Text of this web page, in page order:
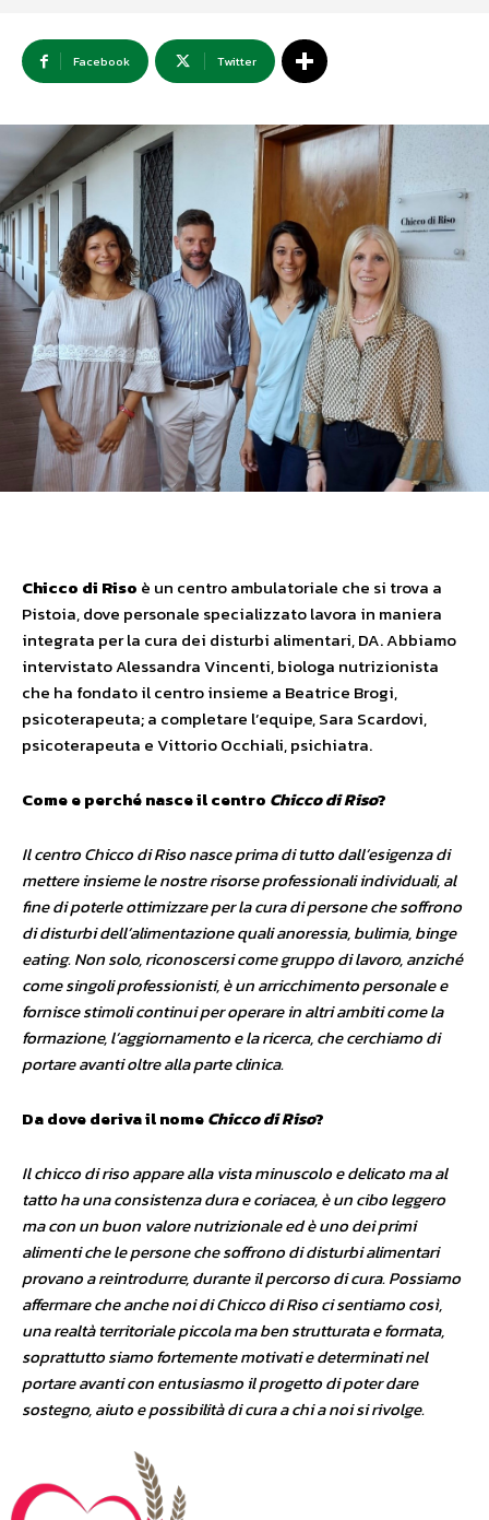
Facebook Twitter
Chicco di Riso è un centro ambulatoriale che si trova a
Pistoia, dove personale specializzato lavora in maniera
integrata per la cura dei disturbi alimentari, DA. Abbiamo
intervistato Alessandra Vincenti, biologa nutrizionista
che ha fondato il centro insieme a Beatrice Brogi,
psicoterapeuta; a completare l’equipe, Sara Scardovi,
psicoterapeuta e Vittorio Occhiali, psichiatra.
Come e perché nasce il centro Chicco di Riso?
Il centro Chicco di Riso nasce prima di tutto dall’esigenza di
mettere insieme le nostre risorse professionali individuali, al
fine di poterle ottimizzare per la cura di persone che soffrono
di disturbi dell’alimentazione quali anoressia, bulimia, binge
eating. Non solo, riconoscersi come gruppo di lavoro, anziché
come singoli professionisti, è un arricchimento personale e
fornisce stimoli continui per operare in altri ambiti come la
formazione, l’aggiornamento e la ricerca, che cerchiamo di
portare avanti oltre alla parte clinica.
Da dove deriva il nomeChicco di Riso?
Il chicco di riso appare alla vista minuscolo e delicato ma al
tatto ha una consistenza dura e coriacea, è un cibo leggero
ma con un buon valore nutrizionale ed è uno dei primi
alimenti che le persone che soffrono di disturbi alimentari
provano a reintrodurre, durante il percorso di cura. Possiamo
affermare che anche noi di Chicco di Riso ci sentiamo così,
una realtà territoriale piccola ma ben strutturata e formata,
soprattutto siamo fortemente motivati e determinati nel
portare avanti con entusiasmo il progetto di poter dare
sostegno, aiuto e possibilità di cura a chi a noi si rivolge.